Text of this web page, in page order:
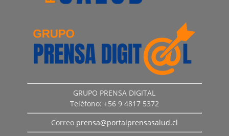
GRUPO PRENSA DIGITAL
Teléfono: +56 9 4817 5372
Correo prensa@portalprensasalud.cl